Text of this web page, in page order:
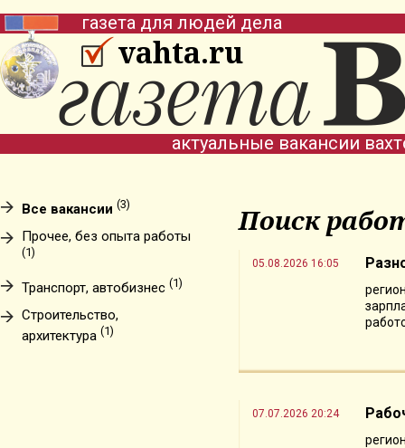
vahta.ru
газета для людей дела
актуальные вакансии
Все вакансии (3)
Прочее, без опыта работы
(1)
Транспорт, автобизнес (1)
Строительство,
архитектура (1)
Поиск
05.08.2026 16:05
07.07.2026 20:24